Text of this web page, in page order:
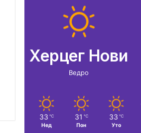
Херцег Нови
Ведро
33 ℃
Нед
31 ℃
Пон
33 ℃
Уто